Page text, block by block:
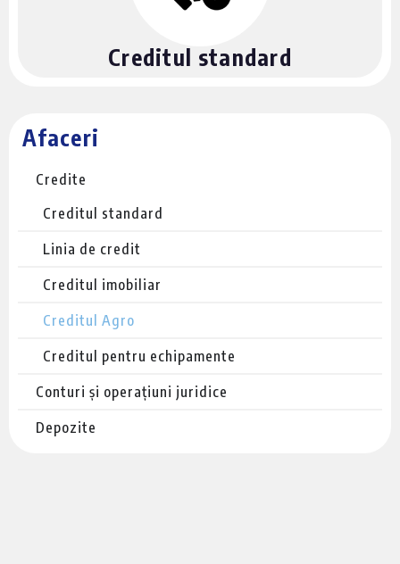
Afaceri
Credite
Creditul standard
Linia de credit
Creditul imobiliar
Creditul Agro
Creditul pentru echipamente
Conturi și operațiuni juridice
Depozite
Creditul standard